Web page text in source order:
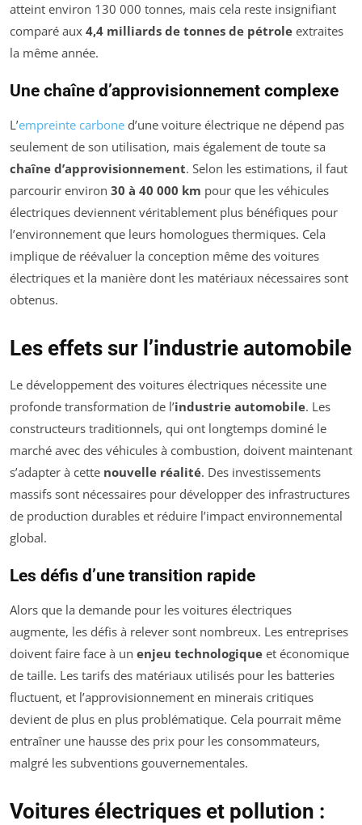
atteint environ 130 000 tonnes, mais cela reste insignifiant
comparé aux 4,4 milliards de tonnes de pétrole extraites
la même année.
Une chaîne d’approvisionnement complexe
L’empreinte carbone d’une voiture électrique ne dépend pas
seulement de son utilisation, mais également de toute sa
chaîne d’approvisionnement. Selon les estimations, il faut
parcourir environ 30 à 40 000 km pour que les véhicules
électriques deviennent véritablement plus bénéfiques pour
l’environnement que leurs homologues thermiques. Cela
implique de réévaluer la conception même des voitures
électriques et la manière dont les matériaux nécessaires sont
obtenus.
Les effets sur l’industrie automobile
Le développement des voitures électriques nécessite une
profonde transformation de l’industrie automobile. Les
constructeurs traditionnels, qui ont longtemps dominé le
marché avec des véhicules à combustion, doivent maintenant
s’adapter à cette nouvelle réalité. Des investissements
massifs sont nécessaires pour développer des infrastructures
de production durables et réduire l’impact environnemental
global.
Les défis d’une transition rapide
Alors que la demande pour les voitures électriques
augmente, les défis à relever sont nombreux. Les entreprises
doivent faire face à un enjeu technologique et économique
de taille. Les tarifs des matériaux utilisés pour les batteries
fluctuent, et l’approvisionnement en minerais critiques
devient de plus en plus problématique. Cela pourrait même
entraîner une hausse des prix pour les consommateurs,
malgré les subventions gouvernementales.
Voitures électriques et pollution :